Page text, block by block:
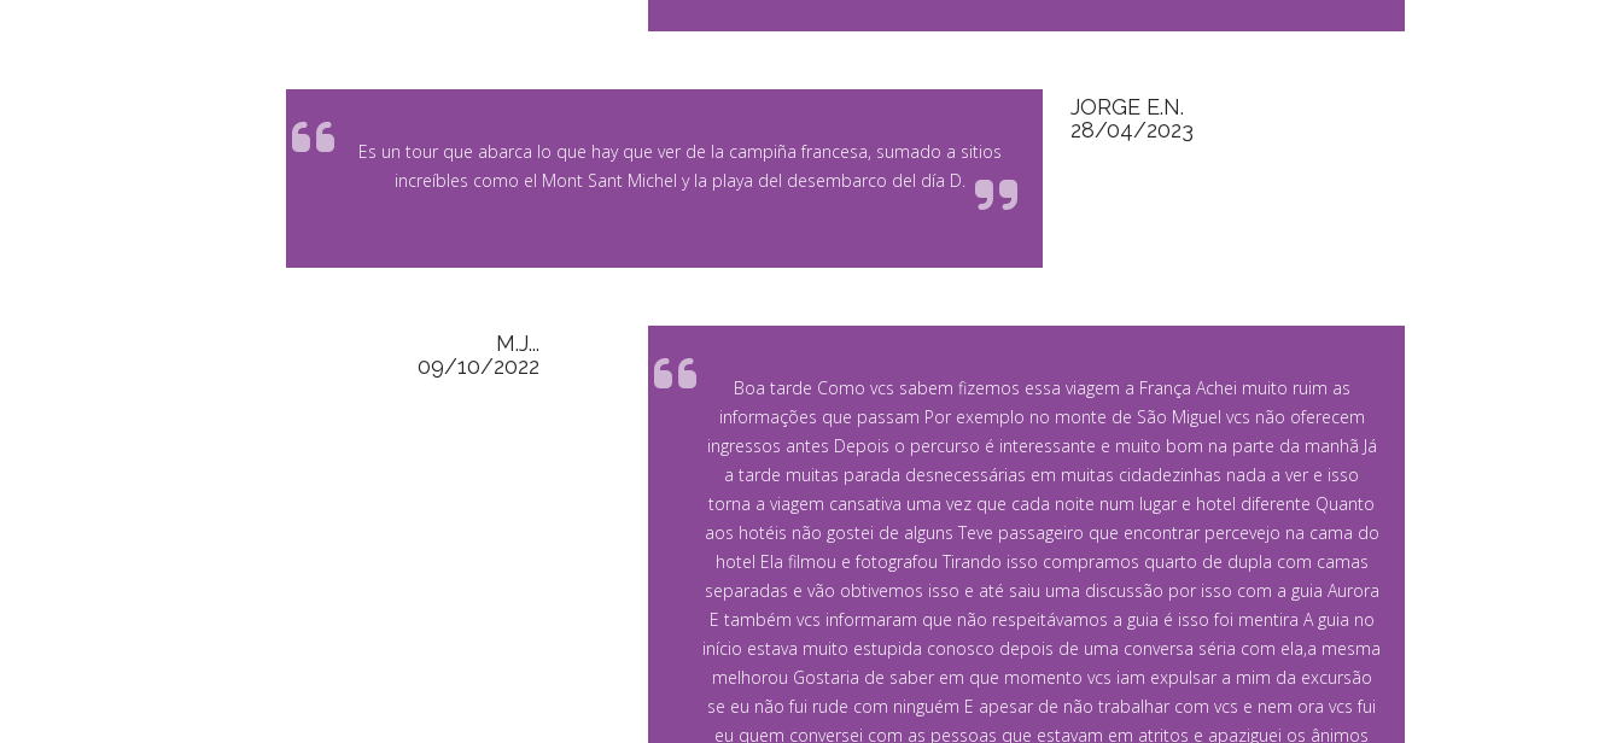
Es un tour que abarca lo que hay que ver de la campiña francesa, sumado a sitios
increíbles como el Mont Sant Michel y la playa del desembarco del día D.
JORGE E.N.
28/04/2023
M.J...
09/10/2022
Boa tarde Como vcs sabem fizemos essa viagem a França Achei muito ruim as
informações que passam Por exemplo no monte de São Miguel vcs não oferecem
ingressos antes Depois o percurso é interessante e muito bom na parte da manhã Já
a tarde muitas parada desnecessárias em muitas cidadezinhas nada a ver e isso
torna a viagem cansativa uma vez que cada noite num lugar e hotel diferente Quanto
aos hotéis não gostei de alguns Teve passageiro que encontrar percevejo na cama do
hotel Ela filmou e fotografou Tirando isso compramos quarto de dupla com camas
separadas e vão obtivemos isso e até saiu uma discussão por isso com a guia Aurora
E também vcs informaram que não respeitávamos a guia é isso foi mentira A guia no
início estava muito estupida conosco depois de uma conversa séria com ela,a mesma
melhorou Gostaria de saber em que momento vcs iam expulsar a mim da excursão
se eu não fui rude com ninguém E apesar de não trabalhar com vcs e nem ora vcs fui
eu quem conversei com as pessoas que estavam em atritos e apaziguei os ânimos